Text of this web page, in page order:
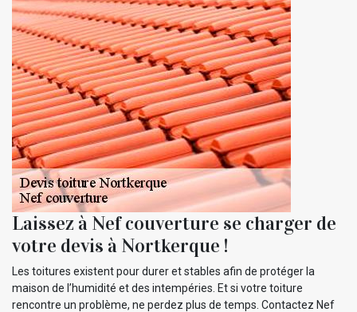
Laissez à Nef couverture se charger de
votre devis à Nortkerque !
Les toitures existent pour durer et stables afin de protéger la
maison de l’humidité et des intempéries. Et si votre toiture
rencontre un problème, ne perdez plus de temps. Contactez Nef